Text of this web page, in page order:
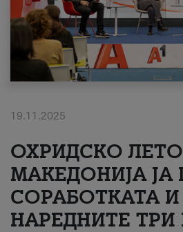
Поддршка
Надополни кредит
#ПодобарОнлајн
19.11.2025
ОХРИДСКО ЛЕТО
МАКЕДОНИЈА ЈА
СОРАБОТКАТА
НАРЕДНИТЕ